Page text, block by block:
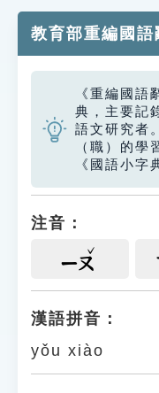
單字索引
生命大百科索引
遊戲專區
教學應用
貓頭鷹博士
教育部重編國語
《重編國語
典，主要記
語文研究者
（職）的學
《國語小字
注音：
ㄧㄡ
漢語拼音：
yǒu xiào